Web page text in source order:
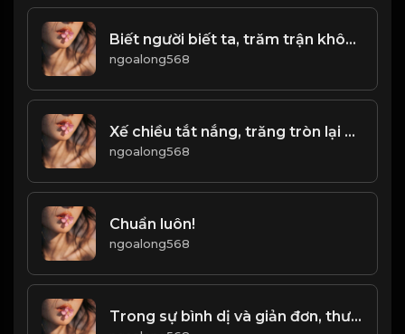
Biết người biết ta, trăm trận không nguy! & Đạo
ngoalong568
Xế chiều tắt nắng, trăng tròn lại khuyết, âu cũng là lẽ thường của thế gian &đạo
ngoalong568
Chuẩn luôn!
ngoalong568
Trong sự bình dị và giản đơn, thường ẩn chứa sự vĩ đại! & Đạo